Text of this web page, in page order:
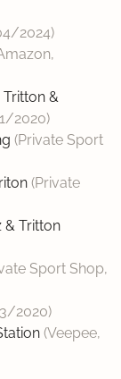
2024)
&
2020)
(Private Sport
(Private
& Tritton
Sport Shop,
2020)
(Veepee,